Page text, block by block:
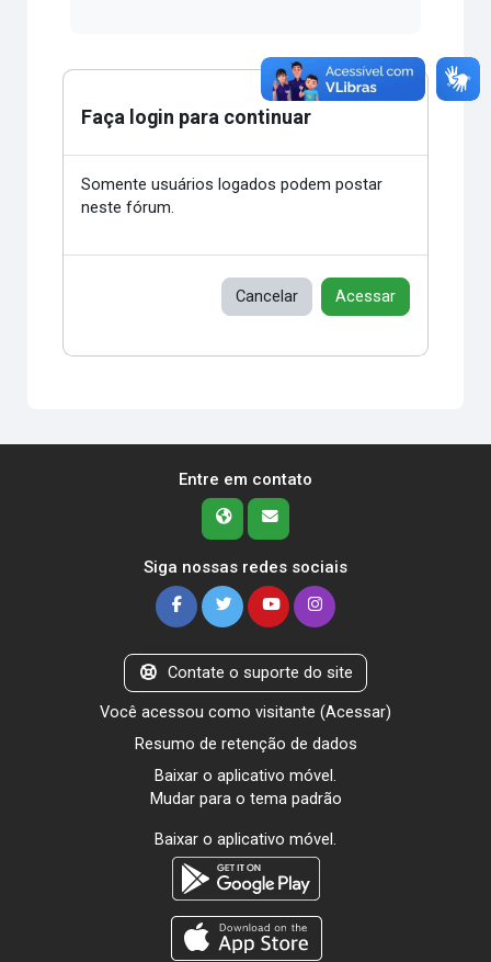
Faça login para continuar
Somente usuários logados podem postar
neste fórum.
Cancelar Acessar
Entre em contato
Siga nossas redes sociais
Contate o suporte do site
Você acessou como visitante (Acessar)
Resumo de retenção de dados
Baixar o aplicativo móvel.
Mudar para o tema padrão
Baixar o aplicativo móvel.